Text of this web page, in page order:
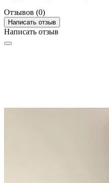
Отзывов (0)
Написать отзыв
Написать отзыв